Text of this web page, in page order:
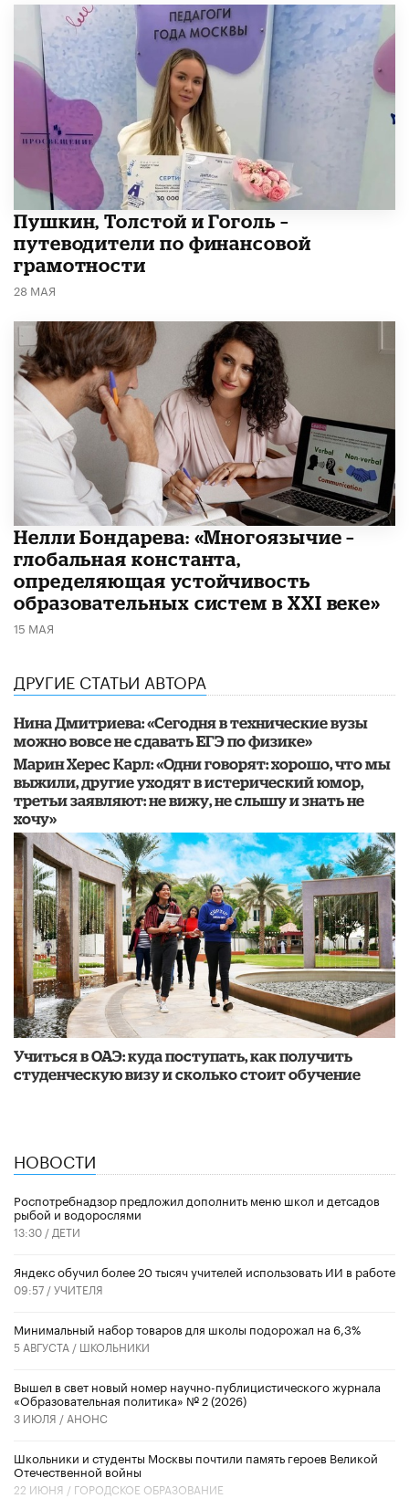
​Пушкин, Толстой и Гоголь –
путеводители по финансовой
грамотности
28 МАЯ
​Нелли Бондарева: «Многоязычие –
глобальная константа,
определяющая устойчивость
образовательных систем в XXI веке»
15 МАЯ
ДРУГИЕ СТАТЬИ АВТОРА
Нина Дмитриева: «Сегодня в технические вузы
можно вовсе не сдавать ЕГЭ по физике»
Марин Херес Карл: «Одни говорят: хорошо, что мы
выжили, другие уходят в истерический юмор,
третьи заявляют: не вижу, не слышу и знать не
хочу»
Учиться в ОАЭ: куда поступать, как получить
студенческую визу и сколько стоит обучение
НОВОСТИ
Роспотребнадзор предложил дополнить меню школ и детсадов
рыбой и водорослями
13:30 / ДЕТИ
​Яндекс обучил более 20 тысяч учителей использовать ИИ в работе
09:57 /УЧИТЕЛЯ
Минимальный набор товаров для школы подорожал на 6,3%
5 АВГУСТА / ШКОЛЬНИКИ
Вышел в свет новый номер научно-публицистического журнала
«Образовательная политика» № 2 (2026)
3 ИЮЛЯ / АНОНС
Школьники и студенты Москвы почтили память героев Великой
Отечественной войны
22 ИЮНЯ / ГОРОДСКОЕ ОБРАЗОВАНИЕ